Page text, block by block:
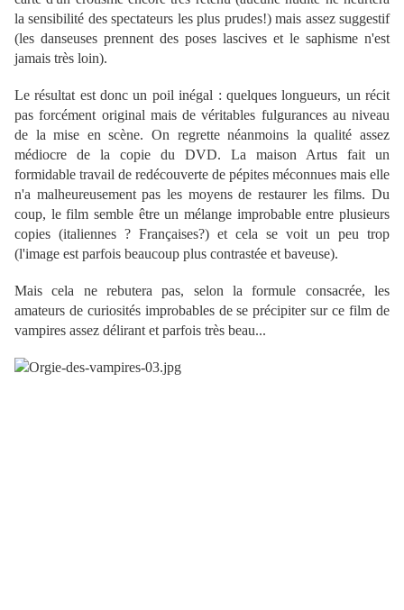
la sensibilité des spectateurs les plus prudes!) mais assez suggestif
(les danseuses prennent des poses lascives et le saphisme n'est
jamais très loin).
Le résultat est donc un poil inégal : quelques longueurs, un récit
pas forcément original mais de véritables fulgurances au niveau
de la mise en scène. On regrette néanmoins la qualité assez
médiocre de la copie du DVD. La maison Artus fait un
formidable travail de redécouverte de pépites méconnues mais elle
n'a malheureusement pas les moyens de restaurer les films. Du
coup, le film semble être un mélange improbable entre plusieurs
copies (italiennes ? Françaises?) et cela se voit un peu trop
(l'image est parfois beaucoup plus contrastée et baveuse).
Mais cela ne rebutera pas, selon la formule consacrée, les
amateurs de curiosités improbables de se précipiter sur ce film de
vampires assez délirant et parfois très beau...